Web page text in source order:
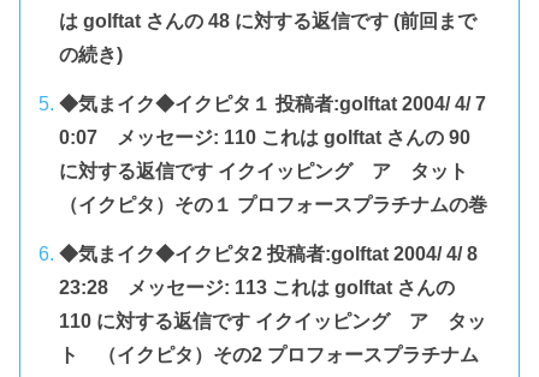
は golftat さんの 48 に対する返信です (前回まで
の続き)
◆気まイク◆イクピタ１ 投稿者:golftat 2004/ 4/ 7
0:07 メッセージ: 110 これは golftat さんの 90
に対する返信です イクイッピング ア タット
（イクピタ）その１ プロフォースプラチナムの巻
◆気まイク◆イクピタ2 投稿者:golftat 2004/ 4/ 8
23:28 メッセージ: 113 これは golftat さんの
110 に対する返信です イクイッピング ア タッ
ト （イクピタ）その2 プロフォースプラチナム